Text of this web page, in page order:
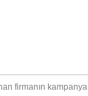
firmanın kampanya